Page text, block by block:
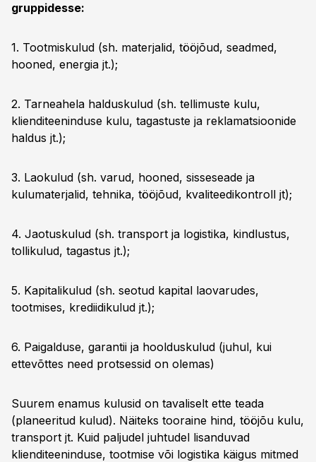
gruppidesse:
1. Tootmiskulud (sh. materjalid, tööjõud, seadmed,
hooned, energia jt.);
2. Tarneahela halduskulud (sh. tellimuste kulu,
klienditeeninduse kulu, tagastuste ja reklamatsioonide
haldus jt.);
3. Laokulud (sh. varud, hooned, sisseseade ja
kulumaterjalid, tehnika, tööjõud, kvaliteedikontroll jt);
4. Jaotuskulud (sh. transport ja logistika, kindlustus,
tollikulud, tagastus jt.);
5. Kapitalikulud (sh. seotud kapital laovarudes,
tootmises, krediidikulud jt.);
6. Paigalduse, garantii ja hoolduskulud (juhul, kui
ettevõttes need protsessid on olemas)
Suurem enamus kulusid on tavaliselt ette teada
(planeeritud kulud). Näiteks tooraine hind, tööjõu kulu,
transport jt. Kuid paljudel juhtudel lisanduvad
klienditeeninduse, tootmise või logistika käigus mitmed